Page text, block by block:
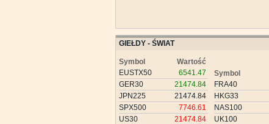
GIEŁDY - ŚWIAT
Symbol
Wartość
EUSTX50
6541.47
GER30
21474.84
JPN225
21474.84
SPX500
7746.61
US30
21474.84
Symbol
FRA40
HKG33
NAS100
UK100